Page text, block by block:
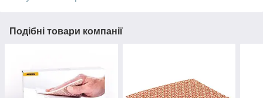
Подібні товари компанії